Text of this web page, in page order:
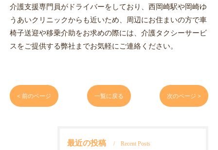
介護支援専門員がドライバーをしており、西岡崎駅や岡崎ゆ
うあいクリニックからも近いため、周辺にお住まいの方で車
椅子送迎や移乗介助をお求めの際には、介護タクシーサービ
スをご提供する弊社までお気軽にご連絡ください。
< 前のページ 一覧に戻る 次のページ >
最近の投稿 Recent Posts